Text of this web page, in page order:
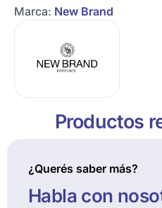
Marca: New Brand
Productos
¿Querés saber más?
Habla con